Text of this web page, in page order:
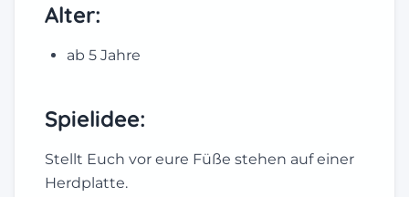
Alter:
ab 5 Jahre
Spielidee:
Stellt Euch vor eure Füße stehen auf einer
Herdplatte.